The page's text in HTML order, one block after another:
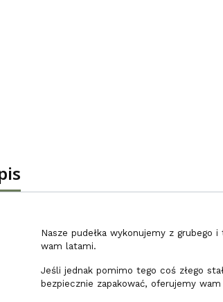
Nasze pudełka wykonujemy z grubego
wam latami.
Jeśli jednak pomimo tego coś złego
bezpiecznie zapakować, oferujemy